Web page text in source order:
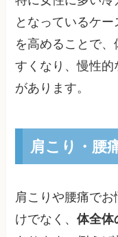
となっているケ
を高めることで
すくなり、慢性
があります。
肩こり・腰
肩こりや腰痛で
けでなく、体全体